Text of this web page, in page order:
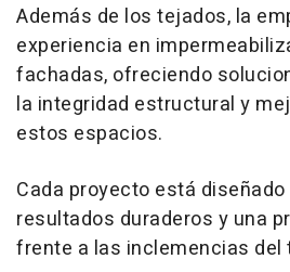
Además de los tejados, la
experiencia en
fachadas, ofreciendo
la integridad estructural y
estos espacios.
Cada proyecto está
resultados duraderos y una
frente a las inclemencias del